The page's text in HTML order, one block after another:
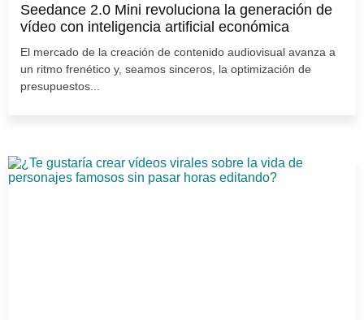
Seedance 2.0 Mini revoluciona la generación de
vídeo con inteligencia artificial económica
El mercado de la creación de contenido audiovisual avanza a
un ritmo frenético y, seamos sinceros, la optimización de
presupuestos...